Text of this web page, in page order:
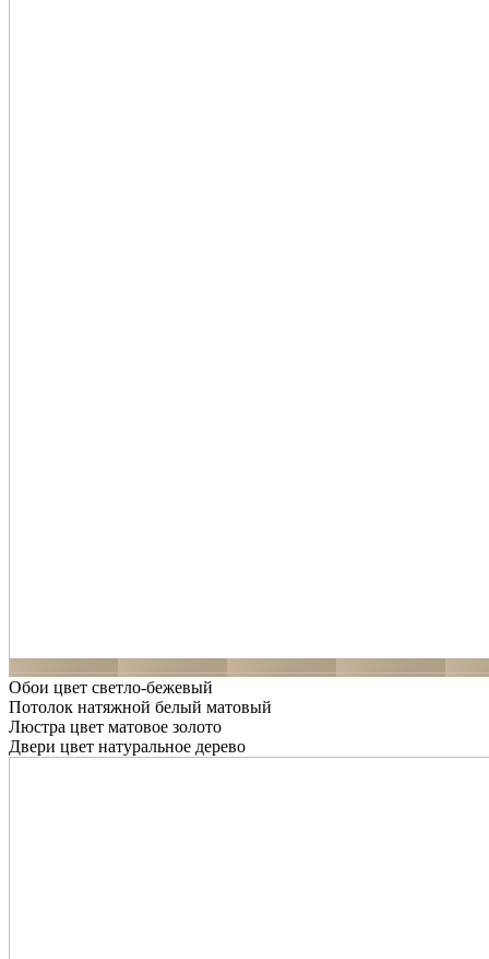
Обои цвет светло-бежевый
Потолок натяжной белый матовый
Люстра цвет матовое золото
Двери цвет натуральное дерево